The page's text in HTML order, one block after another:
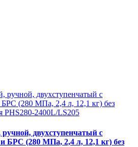
двухступенчатый с
БРС (280 МПа, 2,4 л, 12,1 кг) без